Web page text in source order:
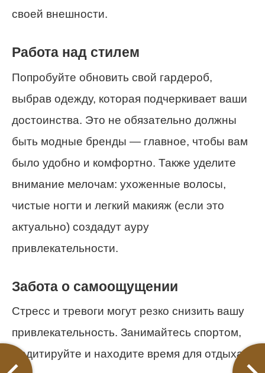
своей внешности.
Работа над стилем
Попробуйте обновить свой гардероб,
выбрав одежду, которая подчеркивает ваши
достоинства. Это не обязательно должны
быть модные бренды — главное, чтобы вам
было удобно и комфортно. Также уделите
внимание мелочам: ухоженные волосы,
чистые ногти и легкий макияж (если это
актуально) создадут ауру
привлекательности.
Забота о самоощущении
Стресс и тревоги могут резко снизить вашу
привлекательность. Занимайтесь спортом,
медитируйте и находите время для отдыха.